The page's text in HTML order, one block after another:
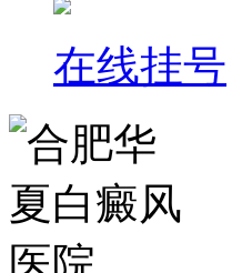
在线挂号